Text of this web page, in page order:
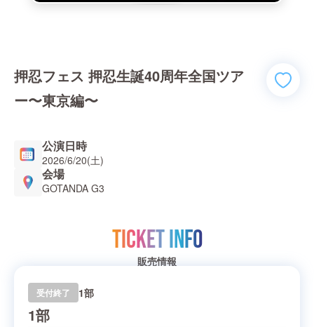
押忍フェス 押忍生誕40周年全国ツア
ー〜東京編〜
公演日時
2026/6/20(土)
会場
GOTANDA G3
TICKET INFO
販売情報
受付終了 1部
1部